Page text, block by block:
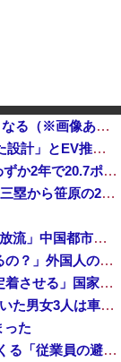
寺田心さん(18)、筋トレした結果無事かわいくなる（※画像あり）
「BYD RACCOは利便性より安全性を優先した設計」とEV推進派がスカスカ構造を絶賛、これがRACCOの一番の特徴よな
【急増】「外国人受け入れ反対」56.3％に わずか2年で20.7ポイント増、東大調査「若い世代ほど増
【巨人対ヤクルト18回戦】巨人、3回裏無死二三塁から笹原の2点タイムリーで勝ち越し！！！！！！！！！！！！！他
中国「大洪水！」三峡ダム「9門開放！（全力放流」中国都市「三峡沿線の道路水没」中国政府「高速道路封鎖！」中国ダム「緊急放流に合わせて開門（土砂崩れ発生」→
「あきれてモノが言えない」「国を維持できるの？」外国人の永住許可要件の厳格化で在日中国人の本音は？
高市総理「物価上昇を上回る賃上げを日本に定着させる」国家公務員月給3.51％増へ 地方公務員も追随する見通し
【鹿児島】 突然右折し路面電車と衝突 乗っていた男女3人は車を放置しダッシュで逃走中
った
【イオンモール熊本】 一転して話が変わってくる「従業員の避難誘導の証言が複数」イオン側が社内規定に抵触していた疑い